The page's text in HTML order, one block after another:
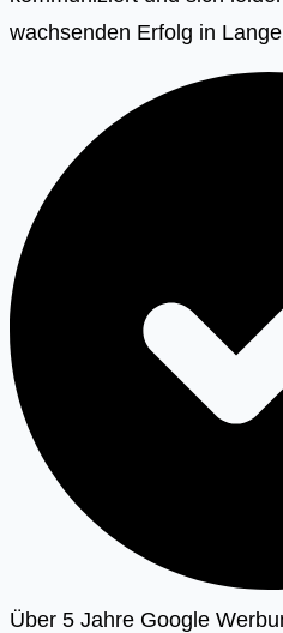
wachsenden Erfolg in
Über 5 Jahre Google